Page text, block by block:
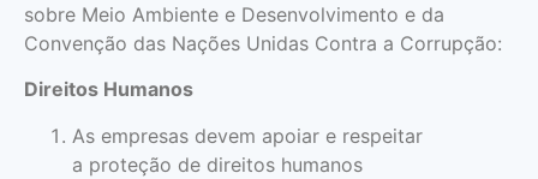
sobre Meio Ambiente e Desenvolvimento e da
Convenção das Nações Unidas Contra a Corrupção:
Direitos Humanos
As empresas devem apoiar e respeitar
a proteção de direitos humanos